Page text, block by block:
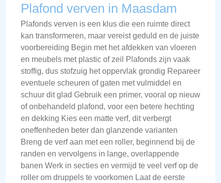
Plafond verven in Maasdam
Plafonds verven is een klus die een ruimte direct
kan transformeren, maar vereist geduld en de juiste
voorbereiding Begin met het afdekken van vloeren
en meubels met plastic of zeil Plafonds zijn vaak
stoffig, dus stofzuig het oppervlak grondig Repareer
eventuele scheuren of gaten met vulmiddel en
schuur dit glad Gebruik een primer, vooral op nieuw
of onbehandeld plafond, voor een betere hechting
en dekking Kies een matte verf, dit verbergt
oneffenheden beter dan glanzende varianten
Breng de verf aan met een roller, beginnend bij de
randen en vervolgens in lange, overlappende
banen Werk in secties en vermijd te veel verf op de
roller om druppels te voorkomen Laat de eerste